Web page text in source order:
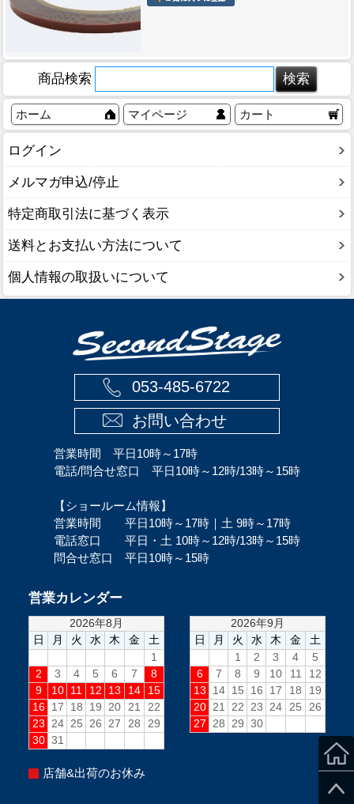
商品検索
ホーム マイページ カート
ログイン
メルマガ申込/停止
特定商取引法に基づく表示
送料とお支払い方法について
個人情報の取扱いについて
053-485-6722
お問い合わせ
営業時間 平日10時～17時
電話/問合せ窓口 平日10時～12時/13時～15時
【ショールーム情報】
営業時間 平日10時～17時｜土 9時～17時
電話窓口 平日・土 10時～12時/13時～15時
問合せ窓口 平日10時～15時
営業カレンダー
店舗&出荷のお休み